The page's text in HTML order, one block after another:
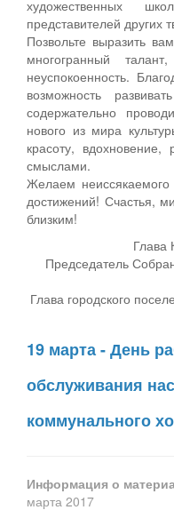
художественных
представителей других
Позвольте выразить
многогранный
неуспокоенность.
возможность
содержательно
нового из мира
красоту,
смыслами.
Желаем неиссякаемого
достижений! Счастья,
близким!
Глава
Председатель
Глава городского
19 марта - День
обслуживания
коммунального
Информация о
марта 2017